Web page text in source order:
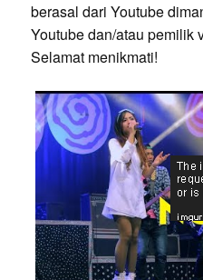
berasal dari Youtube
Youtube dan/atau pemilik
Selamat menikmati!